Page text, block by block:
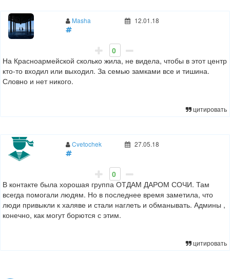
Masha 12.01.18
0
На Красноармейской сколько жила, не видела, чтобы в этот центр
кто-то входил или выходил. За семью замками все и тишина.
Словно и нет никого.
цитировать
Cvetochek 27.05.18
0
В контакте была хорошая группа ОТДАМ ДАРОМ СОЧИ. Там
всегда помогали людям. Но в последнее время заметила, что
люди привыкли к халяве и стали наглеть и обманывать. Админы ,
конечно, как могут борются с этим.
цитировать